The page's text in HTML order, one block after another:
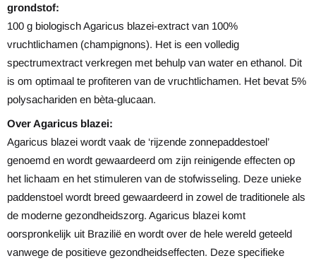
grondstof:
100 g biologisch Agaricus blazei-extract van 100%
vruchtlichamen (champignons). Het is een volledig
spectrumextract verkregen met behulp van water en ethanol. Dit
is om optimaal te profiteren van de vruchtlichamen. Het bevat 5%
polysachariden en bèta-glucaan.
Over Agaricus blazei:
Agaricus blazei wordt vaak de ‘rijzende zonnepaddestoel’
genoemd en wordt gewaardeerd om zijn reinigende effecten op
het lichaam en het stimuleren van de stofwisseling. Deze unieke
paddenstoel wordt breed gewaardeerd in zowel de traditionele als
de moderne gezondheidszorg. Agaricus blazei komt
oorspronkelijk uit Brazilië en wordt over de hele wereld geteeld
vanwege de positieve gezondheidseffecten. Deze specifieke